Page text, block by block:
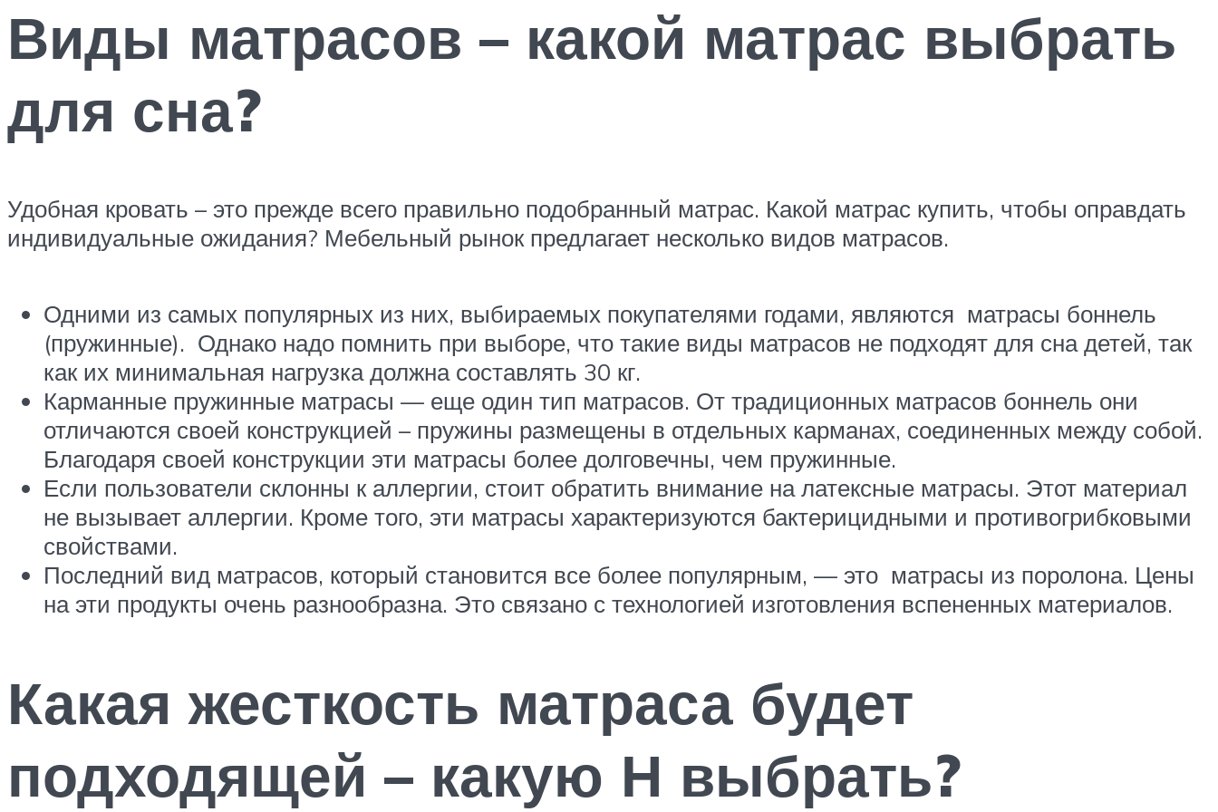
Виды матрасов – какой матрас выбрать
для сна?
Удобная кровать – это прежде всего правильно подобранный матрас. Какой матрас купить, чтобы оправдать
индивидуальные ожидания? Мебельный рынок предлагает несколько видов матрасов.
Одними из самых популярных из них, выбираемых покупателями годами, являются матрасы боннель
(пружинные). Однако надо помнить при выборе, что такие виды матрасов не подходят для сна детей, так
как их минимальная нагрузка должна составлять 30 кг.
Карманные пружинные матрасы — еще один тип матрасов. От традиционных матрасов боннель они
отличаются своей конструкцией – пружины размещены в отдельных карманах, соединенных между собой.
Благодаря своей конструкции эти матрасы более долговечны, чем пружинные.
Если пользователи склонны к аллергии, стоит обратить внимание на латексные матрасы. Этот материал
не вызывает аллергии. Кроме того, эти матрасы характеризуются бактерицидными и противогрибковыми
свойствами.
Последний вид матрасов, который становится все более популярным, — это матрасы из поролона. Цены
на эти продукты очень разнообразна. Это связано с технологией изготовления вспененных материалов.
Какая жесткость матраса будет
подходящей – какую Н выбрать?